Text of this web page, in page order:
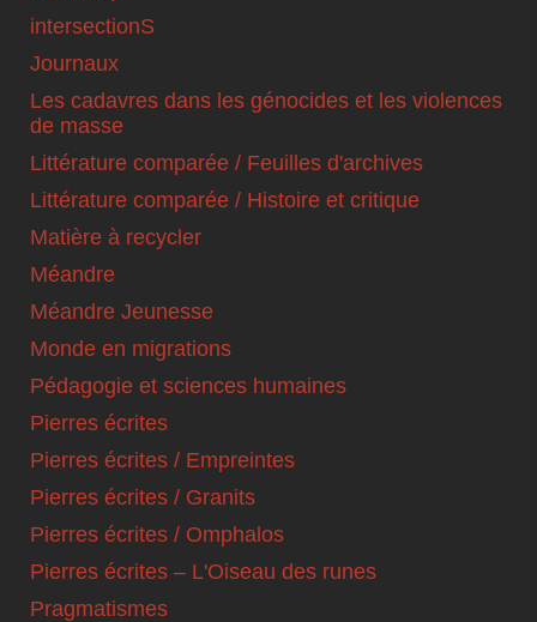
intersectionS
Journaux
Les cadavres dans les génocides et les violences
de masse
Littérature comparée / Feuilles d'archives
Littérature comparée / Histoire et critique
Matière à recycler
Méandre
Méandre Jeunesse
Monde en migrations
Pédagogie et sciences humaines
Pierres écrites
Pierres écrites / Empreintes
Pierres écrites / Granits
Pierres écrites / Omphalos
Pierres écrites – L'Oiseau des runes
Pragmatismes